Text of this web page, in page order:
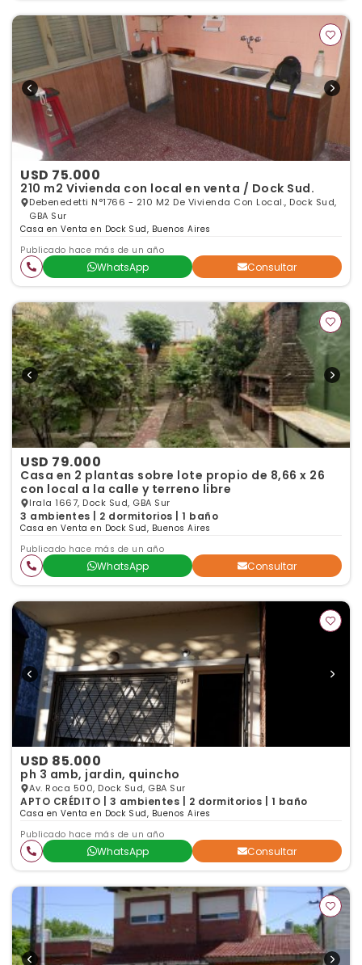
USD 75.000
210 m2 Vivienda con local en venta / Dock Sud.
Debenedetti N°1766 - 210 M2 De Vivienda Con Local., Dock Sud,
GBA Sur
Casa en Venta en Dock Sud, Buenos Aires
Publicado hace más de un año
WhatsApp Consultar
USD 79.000
Casa en 2 plantas sobre lote propio de 8,66 x 26
con local a la calle y terreno libre
Irala 1667, Dock Sud, GBA Sur
3 ambientes | 2 dormitorios | 1 baño
Casa en Venta en Dock Sud, Buenos Aires
Publicado hace más de un año
WhatsApp Consultar
USD 85.000
ph 3 amb, jardin, quincho
Av. Roca 500, Dock Sud, GBA Sur
APTO CRÉDITO | 3 ambientes | 2 dormitorios | 1 baño
Casa en Venta en Dock Sud, Buenos Aires
Publicado hace más de un año
WhatsApp Consultar